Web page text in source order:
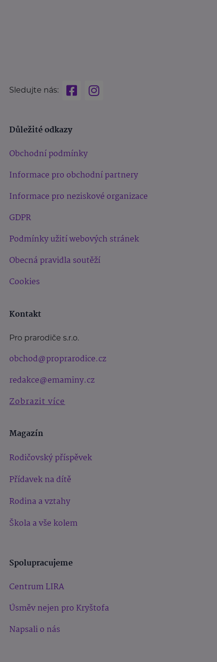
Sledujte nás:
Důležité odkazy
Obchodní podmínky
Informace pro obchodní partnery
Informace pro neziskové organizace
GDPR
Podmínky užití webových stránek
Obecná pravidla soutěží
Cookies
Kontakt
Pro prarodiče s.r.o.
obchod@proprarodice.cz
redakce@emaminy.cz
Zobrazit více
Magazín
Rodičovský příspěvek
Přídavek na dítě
Rodina a vztahy
Škola a vše kolem
Spolupracujeme
Centrum LIRA
Úsměv nejen pro Kryštofa
Napsali o nás